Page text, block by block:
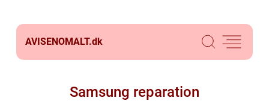
AVISENOMALT.dk
Samsung reparation